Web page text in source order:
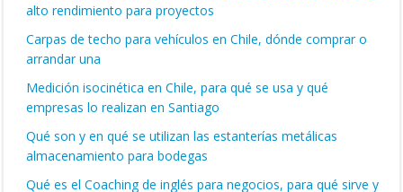
alto rendimiento para proyectos
Carpas de techo para vehículos en Chile, dónde comprar o
arrandar una
Medición isocinética en Chile, para qué se usa y qué
empresas lo realizan en Santiago
Qué son y en qué se utilizan las estanterías metálicas
almacenamiento para bodegas
Qué es el Coaching de inglés para negocios, para qué sirve y